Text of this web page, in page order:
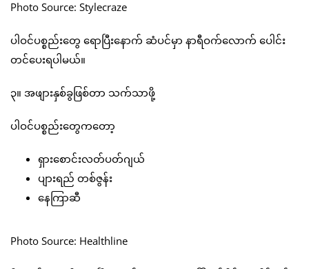
Photo Source: Stylecraze
ပါဝင်ပစ္စည်းတွေ ရောပြီးနောက် ဆံပင်မှာ နာရီဝက်လောက် ပေါင်း
တင်ပေးရပါမယ်။
၃။ အဖျားနှစ်ခွဖြစ်တာ သက်သာဖို့
ပါဝင်ပစ္စည်းတွေကတော့
ရှားစောင်းလတ်ပတ်ဂျယ်
ပျားရည် တစ်ဇွန်း
နေကြာဆီ
Photo Source: Healthline